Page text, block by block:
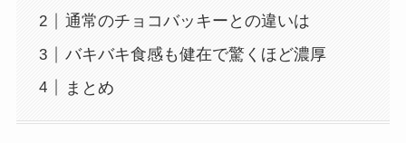
通常のチョコバッキーとの違いは
バキバキ食感も健在で驚くほど濃厚
まとめ